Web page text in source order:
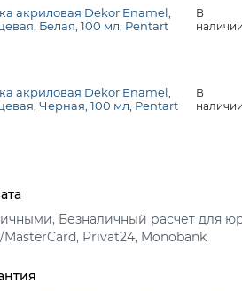
акриловая Dekor Enamel,
Белая, 100 мл, Pentart
В
наличии
акриловая Dekor Enamel,
Черная, 100 мл, Pentart
В
наличии
Безналичный расчет для
MasterCard, Privat24, Monobank